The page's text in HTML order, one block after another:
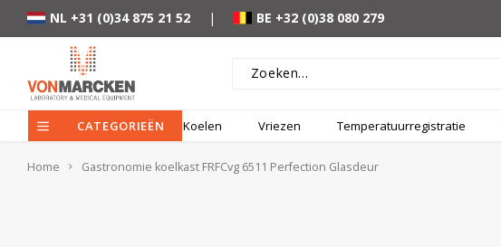
NL +31 (0)34 875 21 52 | BE +32 (0)38 080 279
CATEGORIEËN Koelen Vriezen Temperatuurregistratie
Home Gastronomie koelkast FRFCvg 6511 Perfection Glasdeur